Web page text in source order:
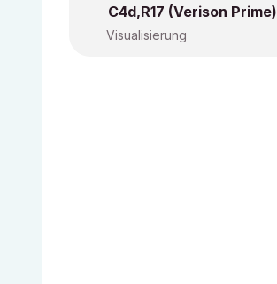
C4d,R17 (Verison Prime)
Visualisierung